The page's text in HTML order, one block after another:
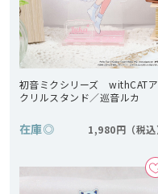
初音ミクシリーズ withCATア
クリルスタンド／巡音ルカ
在庫◎ 1,980円